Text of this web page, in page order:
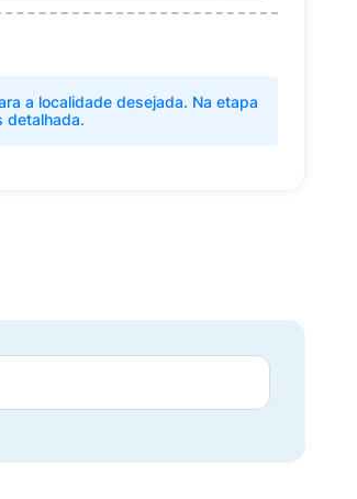
a localidade desejada. Na etapa
detalhada.